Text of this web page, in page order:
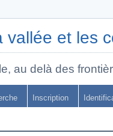
et les
au delà des
Inscription